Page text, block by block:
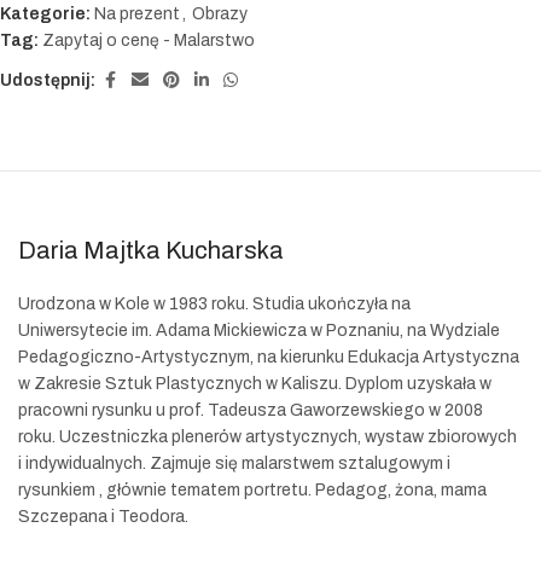
Kategorie: Na prezent , Obrazy
Tag: Zapytaj o cenę - Malarstwo
Udostępnij:
Daria Majtka Kucharska
Urodzona w Kole w 1983 roku. Studia ukończyła na
Uniwersytecie im. Adama Mickiewicza w Poznaniu, na Wydziale
Pedagogiczno-Artystycznym, na kierunku Edukacja Artystyczna
w Zakresie Sztuk Plastycznych w Kaliszu. Dyplom uzyskała w
pracowni rysunku u prof. Tadeusza Gaworzewskiego w 2008
roku. Uczestniczka plenerów artystycznych, wystaw zbiorowych
i indywidualnych. Zajmuje się malarstwem sztalugowym i
rysunkiem , głównie tematem portretu. Pedagog, żona, mama
Szczepana i Teodora.